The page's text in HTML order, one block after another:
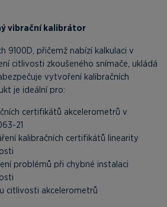
vibrační kalibrátor
9100D, přičemž nabízí kalkulaci v
citlivosti zkoušeného snímače, ukládá
vytvoření kalibračních
je ideální pro:
certifikátů akcelerometrů v
21
kalibračních certifikátů linearity
problémů při chybné instalaci
citlivosti akcelerometrů